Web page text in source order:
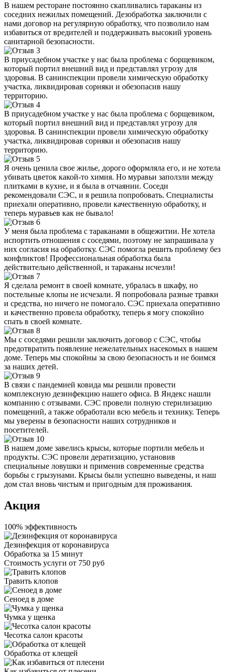
В нашем ресторане постоянно скапливались тараканы из
соседних нежилых помещений. Дезобработка заключили с
нами договор на регулярную обработку, что позволило нам
избавиться от вредителей и поддерживать высокий уровень
санитарной безопасности.
В приусадебном участке у нас была проблема с борщевиком,
который портил внешний вид и представлял угрозу для
здоровья. В санинспекции провели химическую обработку
участка, ликвидировав сорняки и обезопасив нашу
территорию.
В приусадебном участке у нас была проблема с борщевиком,
который портил внешний вид и представлял угрозу для
здоровья. В санинспекции провели химическую обработку
участка, ликвидировав сорняки и обезопасив нашу
территорию.
Я очень ценила свое жилье, дорого оформляла его, и не хотела
убивать цветок какой-то химия. Но муравьи заползли между
плитками в кухне, и я была в отчаянии. Соседи
рекомендовали СЭС, и я решила попробовать. Специалисты
приехали оперативно, провели качественную обработку, и
теперь муравьев как не бывало!
У меня была проблема с тараканами в общежитии. Не хотела
испортить отношения с соседями, поэтому не запрашивала у
них согласия на обработку. СЭС помогла решить проблему без
конфликтов! Профессиональная обработка была
действительно действенной, и тараканы исчезли!
Я сделала ремонт в своей комнате, убралась в шкафу, но
постельные клопы не исчезали. Я попробовала разные травки
и средства, но ничего не помогало. СЭС приехала оперативно
и качественно провела обработку, теперь я могу спокойно
спать в своей комнате.
Мы с соседями решили заключить договор с СЭС, чтобы
предотвратить появление нежелательных насекомых в нашем
доме. Теперь мы спокойны за свою безопасность и не боимся
за наших детей.
В связи с пандемией ковида мы решили провести
комплексную дезинфекцию нашего офиса. В Яндекс нашли
компанию с отзывами. СЭС провели полную стерилизацию
помещений, а также обработали всю мебель и технику. Теперь
мы уверены в безопасности наших сотрудников и
посетителей.
В нашем доме завелись крысы, которые портили мебель и
продукты. СЭС провели дератизацию, установив
специальные ловушки и применив современные средства
борьбы с грызунами. Крысы были успешно выведены, и наш
дом стал вновь чистым и пригодным для проживания.
Акция
100% эффективность
Дезинфекция от коронавируса
Обработка за 15 минут
Стоимость услуги от 750 руб
Травить клопов
Сеноед в доме
Чумка у щенка
Чесотка салон красоты
Обработка от клещей